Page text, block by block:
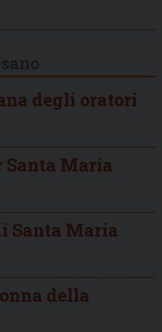
degli oratori
Santa Maria
Santa Maria
della